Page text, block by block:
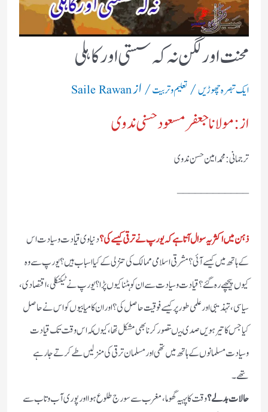
محنت اورلگن نہ کہ سستی اور کاہلی
ایک تبصرہ چھوڑیں/ تعلیم و تربیت/ ازSaile Rawan
از: مولانا جعفرمسعود حسنی ندوی
ترجمانی: محمد امین حسن ندوی
ذہن میں اکثر یہ سوال آتا ہے کہ یورپ نے ترقی کیسے کی؟دنیاوی قیادت وسیادت اس
کے ہاتھ میں کیسے آئی؟ مشرقی اسلامی ممالک کی تنزلی کے کیا اسباب ہیں؟ یورپ سے وہ
کیوں پیچھے رہ گئے؟ قیادت وسیادت سے ان کوہٹنا کیوں پڑا؟ یورپ نے ٹیکنکلی، اقتصادی،
سیاسی، تہذیبی اور علمی طور پر کیسے فوقیت حاصل کی؟ اور ان کامیابیوں کو اس نے حاصل
کیا جس کا تیرہویں صدی میںتصور کرنا بھی مشکل تھا، کیوںکہ اس وقت تک قیادت
وسیادت مسلمانوں کے ہاتھ میں تھی اور مسلمان ترقی کی منزلیں طے کرتے جارہے
تھے۔
حالات بدلے؟وقت کا پہیہ گھوما،مغرب سے سورج طلوع ہوا اور پوری آب وتاب سے